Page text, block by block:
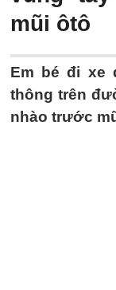
mũi ôtô
Em bé đi xe
thông trên
nhào trước